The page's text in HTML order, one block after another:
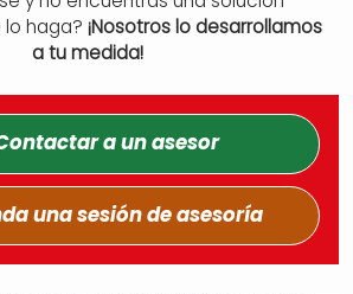
haga? ¡Nosotros lo desarrollamos
a tu medida!
a unasesor
una sesiónde asesoría